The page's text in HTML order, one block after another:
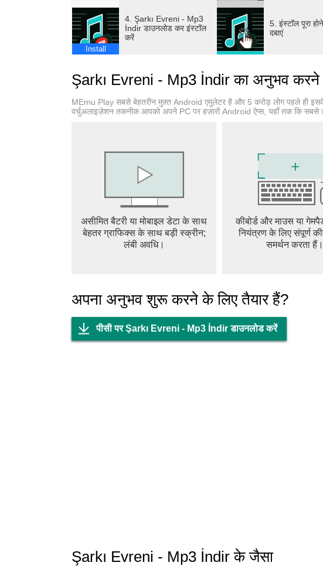
Install
4. Şarkı Evreni - Mp3
İndir डाउनलोड कर इंस्टॉल
करें
5. इंस्टॉल पूरा
दबाएं
Şarkı Evreni - Mp3 İndir का अनुभव करने
MEmu Play सबसे बेहतरीन मुफ़्त Android एमुलेटर है और 5 करोड़ लोग पहले ही
वर्चुअलाइज़ेशन तकनीक आपको अपने PC पर हज़ारों Android ऐप्स, यहाँ तक कि सबसे
असीमित बैटरी या मोबाइल डेटा के साथ
बेहतर ग्राफिक्स के साथ बड़ी स्क्रीन;
लंबी अवधि।
कीबोर्ड और माउस या
नियंत्रण के लिए संपूर्ण
समर्थन करता हैं।
अपना अनुभव शुरू करने के लिए तैयार हैं?
पीसी पर Şarkı Evreni - Mp3 İndir डाउनलोड करें
Şarkı Evreni - Mp3 İndir के जैसा